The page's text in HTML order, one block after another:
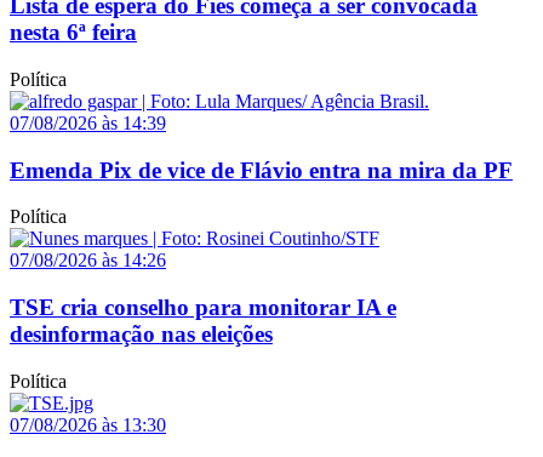
Lista de espera do Fies começa a ser convocada
nesta 6ª feira
Política
07/08/2026 às 14:39
Emenda Pix de vice de Flávio entra na mira da PF
Política
07/08/2026 às 14:26
TSE cria conselho para monitorar IA e
desinformação nas eleições
Política
07/08/2026 às 13:30